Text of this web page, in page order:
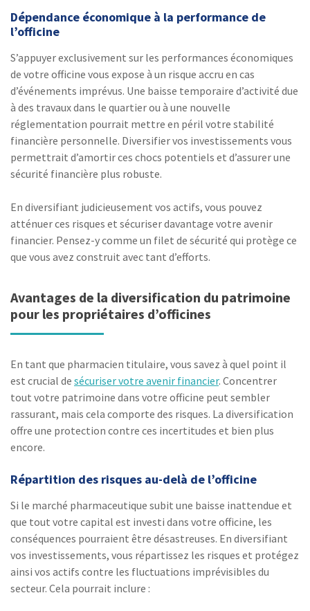
Dépendance économique à la performance de
l’officine
S’appuyer exclusivement sur les performances économiques
de votre officine vous expose à un risque accru en cas
d’événements imprévus. Une baisse temporaire d’activité due
à des travaux dans le quartier ou à une nouvelle
réglementation pourrait mettre en péril votre stabilité
financière personnelle. Diversifier vos investissements vous
permettrait d’amortir ces chocs potentiels et d’assurer une
sécurité financière plus robuste.
En diversifiant judicieusement vos actifs, vous pouvez
atténuer ces risques et sécuriser davantage votre avenir
financier. Pensez-y comme un filet de sécurité qui protège ce
que vous avez construit avec tant d’efforts.
Avantages de la diversification du patrimoine
pour les propriétaires d’officines
En tant que pharmacien titulaire, vous savez à quel point il
est crucial de sécuriser votre avenir financier. Concentrer
tout votre patrimoine dans votre officine peut sembler
rassurant, mais cela comporte des risques. La diversification
offre une protection contre ces incertitudes et bien plus
encore.
Répartition des risques au-delà de l’officine
Si le marché pharmaceutique subit une baisse inattendue et
que tout votre capital est investi dans votre officine, les
conséquences pourraient être désastreuses. En diversifiant
vos investissements, vous répartissez les risques et protégez
ainsi vos actifs contre les fluctuations imprévisibles du
secteur. Cela pourrait inclure :